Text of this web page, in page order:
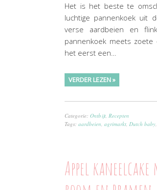
Het is het beste te
luchtige pannenkoek uit
verse aardbeien en
pannenkoek meets
het eerst een…
VERDER LEZEN »
Categorie: Ontbijt, Recepten
Tags: aardbeien, agrimarkt, Dutch baby,
Appel